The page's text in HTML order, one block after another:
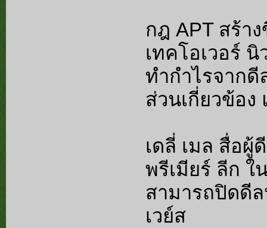
กฎ APT สร้า
เทคโอเวอร์
ทำกำไรจาก
ส่วนเกี่ยวข้อง
เดลี่ เมล สื่อผู้
พรีเมียร์ ลีก ใ
สามารถปิดดี
เวย์ส